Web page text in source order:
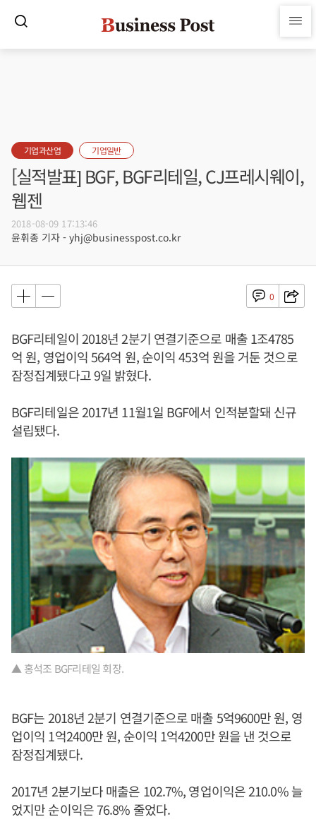
기업과산업 기업일반
[실적발표] BGF, BGF리테일, CJ프레시웨이,
웹젠
2018-08-09 17:13:46
윤휘종 기자 - yhj@businesspost.co.kr
0
BGF리테일이 2018년 2분기 연결기준으로 매출 1조4785
억 원, 영업이익 564억 원, 순이익 453억 원을 거둔 것으로
잠정집계됐다고 9일 밝혔다.
BGF리테일은 2017년 11월1일 BGF에서 인적분할돼 신규
설립됐다.
▲ 홍석조 BGF리테일 회장.
BGF는 2018년 2분기 연결기준으로 매출 5억9600만 원, 영
업이익 1억2400만 원, 순이익 1억4200만 원을 낸 것으로
잠정집계됐다.
2017년 2분기보다 매출은 102.7%, 영업이익은 210.0% 늘
었지만 순이익은 76.8% 줄었다.